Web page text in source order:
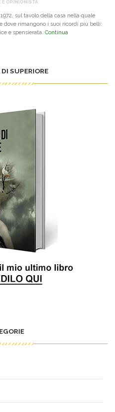
E OPINIONISTA
sul tavolo della casa nella quale
dove rimangono i suoi ricordi più belli:
e spensierata. Continua
SUPERIORE